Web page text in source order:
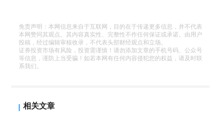
免责声明：本网信息来自于互联网，目的在于传递更多信息，并不代表
本网赞同其观点。其内容真实性、完整性不作任何保证或承诺。由用户
投稿，经过编辑审核收录，不代表头部财经观点和立场。
证券投资市场有风险，投资需谨慎！请勿添加文章的手机号码、公众号
等信息，谨防上当受骗！如若本网有任何内容侵犯您的权益，请及时联
系我们。
相关文章